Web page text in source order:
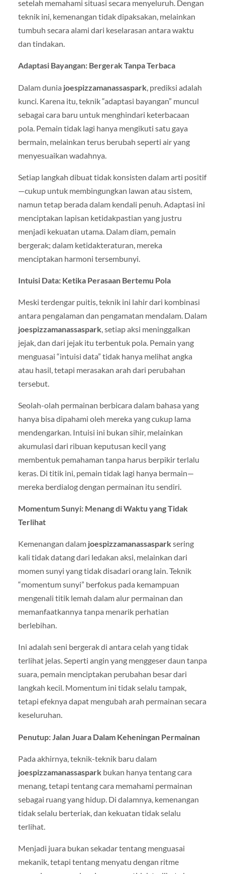
setelah memahami situasi secara menyeluruh. Dengan
teknik ini, kemenangan tidak dipaksakan, melainkan
tumbuh secara alami dari keselarasan antara waktu
dan tindakan.
Adaptasi Bayangan: Bergerak Tanpa Terbaca
Dalam dunia joespizzamanassaspark, prediksi adalah
kunci. Karena itu, teknik “adaptasi bayangan” muncul
sebagai cara baru untuk menghindari keterbacaan
pola. Pemain tidak lagi hanya mengikuti satu gaya
bermain, melainkan terus berubah seperti air yang
menyesuaikan wadahnya.
Setiap langkah dibuat tidak konsisten dalam arti positif
—cukup untuk membingungkan lawan atau sistem,
namun tetap berada dalam kendali penuh. Adaptasi ini
menciptakan lapisan ketidakpastian yang justru
menjadi kekuatan utama. Dalam diam, pemain
bergerak; dalam ketidakteraturan, mereka
menciptakan harmoni tersembunyi.
Intuisi Data: Ketika Perasaan Bertemu Pola
Meski terdengar puitis, teknik ini lahir dari kombinasi
antara pengalaman dan pengamatan mendalam. Dalam
joespizzamanassaspark, setiap aksi meninggalkan
jejak, dan dari jejak itu terbentuk pola. Pemain yang
menguasai “intuisi data” tidak hanya melihat angka
atau hasil, tetapi merasakan arah dari perubahan
tersebut.
Seolah-olah permainan berbicara dalam bahasa yang
hanya bisa dipahami oleh mereka yang cukup lama
mendengarkan. Intuisi ini bukan sihir, melainkan
akumulasi dari ribuan keputusan kecil yang
membentuk pemahaman tanpa harus berpikir terlalu
keras. Di titik ini, pemain tidak lagi hanya bermain—
mereka berdialog dengan permainan itu sendiri.
Momentum Sunyi: Menang di Waktu yang Tidak
Terlihat
Kemenangan dalam joespizzamanassasparksering
kali tidak datang dari ledakan aksi, melainkan dari
momen sunyi yang tidak disadari orang lain. Teknik
“momentum sunyi” berfokus pada kemampuan
mengenali titik lemah dalam alur permainan dan
memanfaatkannya tanpa menarik perhatian
berlebihan.
Ini adalah seni bergerak di antara celah yang tidak
terlihat jelas. Seperti angin yang menggeser daun tanpa
suara, pemain menciptakan perubahan besar dari
langkah kecil. Momentum ini tidak selalu tampak,
tetapi efeknya dapat mengubah arah permainan secara
keseluruhan.
Penutup: Jalan Juara Dalam Keheningan Permainan
Pada akhirnya, teknik-teknik baru dalam
joespizzamanassasparkbukan hanya tentang cara
menang, tetapi tentang cara memahami permainan
sebagai ruang yang hidup. Di dalamnya, kemenangan
tidak selalu berteriak, dan kekuatan tidak selalu
terlihat.
Menjadi juara bukan sekadar tentang menguasai
mekanik, tetapi tentang menyatu dengan ritme